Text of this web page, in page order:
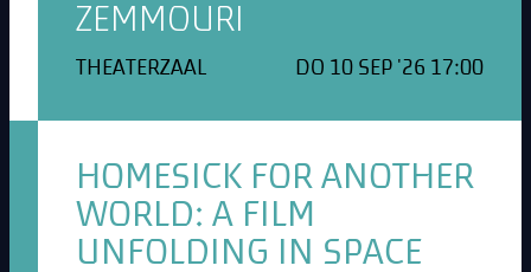
ZEMMOURI
THEATERZAAL DO 10 SEP '26 17:00
HOMESICK FOR ANOTHER
WORLD: A FILM
UNFOLDING IN SPACE